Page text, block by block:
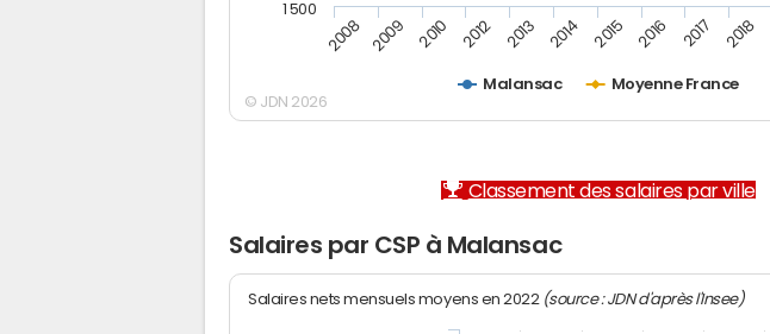
Malansac Moyenne France
2008 2009 2010 2012 2013 2014 2015 2016 2017 2018
1 500
© JDN 2026
Classement des salaires par ville
Salaires par CSP à Malansac
Salaires nets mensuels moyens en 2022 (source : JDN d'après l'Insee)